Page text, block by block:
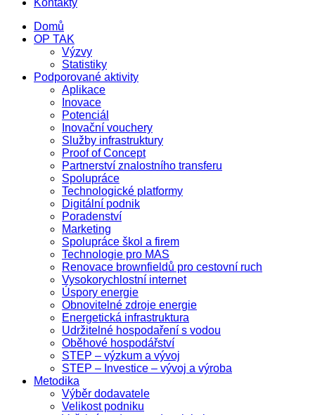
Kontakty
Domů
OP TAK
Výzvy
Statistiky
Podporované aktivity
Aplikace
Inovace
Potenciál
Inovační vouchery
Služby infrastruktury
Proof of Concept
Partnerství znalostního transferu
Spolupráce
Technologické platformy
Digitální podnik
Poradenství
Marketing
Spolupráce škol a firem
Technologie pro MAS
Renovace brownfieldů pro cestovní ruch
Vysokorychlostní internet
Úspory energie
Obnovitelné zdroje energie
Energetická infrastruktura
Udržitelné hospodaření s vodou
Oběhové hospodářství
STEP – výzkum a vývoj
STEP – Investice – vývoj a výroba
Metodika
Výběr dodavatele
Velikost podniku